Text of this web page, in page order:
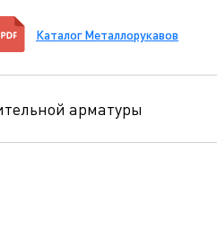
Каталог Металлорукавов
арматуры